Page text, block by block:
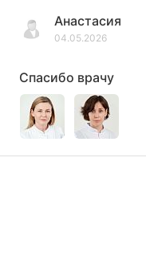
Анастасия
04.05.2026
Спасибо врачу